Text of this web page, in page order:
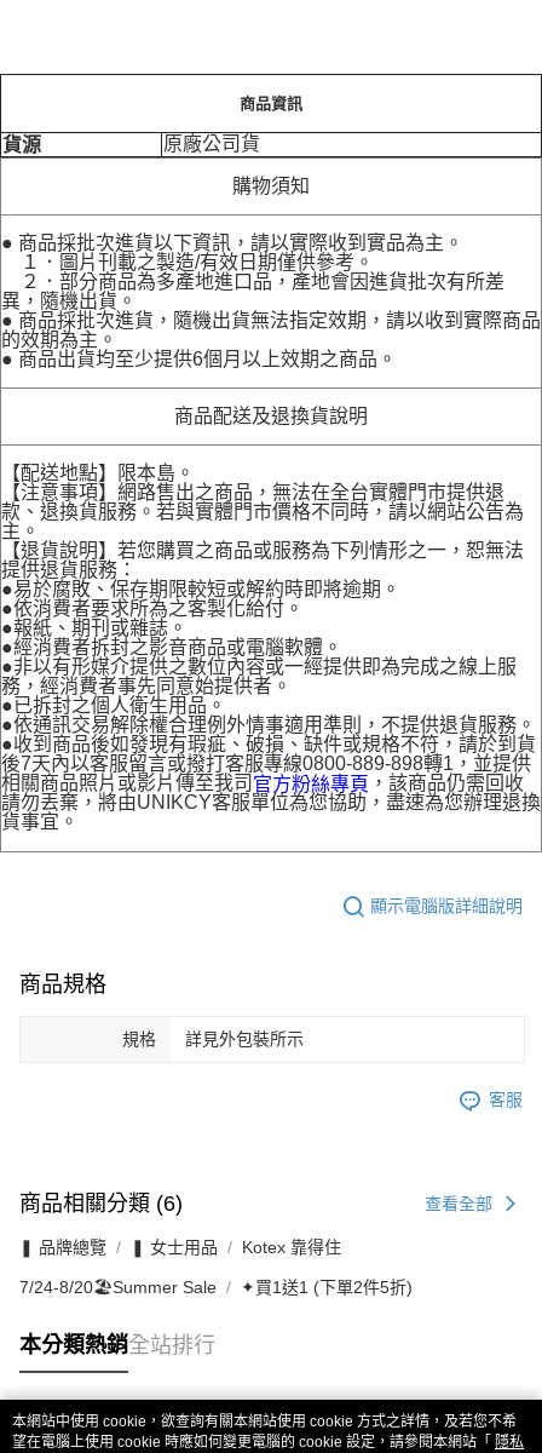
商品資訊
貨源 原廠公司貨
購物須知
● 商品採批次進貨以下資訊，請以實際收到實品為主。
１．圖片刊載之製造/有效日期僅供參考。
２．部分商品為多產地進口品，產地會因進貨批次有所差
異，隨機出貨。
● 商品採批次進貨，隨機出貨無法指定效期，請以收到實際商品
的效期為主。
● 商品出貨均至少提供6個月以上效期之商品。
商品配送及退換貨說明
【配送地點】限本島。
【注意事項】網路售出之商品，無法在全台實體門市提供退
款、退換貨服務。若與實體門市價格不同時，請以網站公告為
主。
【退貨說明】若您購買之商品或服務為下列情形之一，恕無法
提供退貨服務：
●易於腐敗、保存期限較短或解約時即將逾期。
●依消費者要求所為之客製化給付。
●報紙、期刊或雜誌。
●經消費者拆封之影音商品或電腦軟體。
●非以有形媒介提供之數位內容或一經提供即為完成之線上服
務，經消費者事先同意始提供者。
●已拆封之個人衛生用品。
●依通訊交易解除權合理例外情事適用準則，不提供退貨服務。
●收到商品後如發現有瑕疵、破損、缺件或規格不符，請於到貨
後7天內以客服留言或撥打客服專線0800-889-898轉1，並提供
相關商品照片或影片傳至我司 官方粉絲專頁 ，該商品仍需回收
請勿丟棄，將由UNIKCY客服單位為您協助，盡速為您辦理退換
貨事宜。
顯示電腦版詳細說明
商品規格
規格 詳見外包裝所示
客服
商品相關分類 (6) 查看全部
❚ 品牌總覽 ❚ 女士用品 Kotex 靠得住
7/24-8/20🏖️Summer Sale ✦買1送1 (下單2件5折)
本分類熱銷全站排行
熱門標籤
本網站中使用 cookie，欲查詢有關本網站使用 cookie 方式之詳情，及若您不希
望在電腦上使用 cookie 時應如何變更電腦的 cookie 設定，請參閱本網站「 隱私